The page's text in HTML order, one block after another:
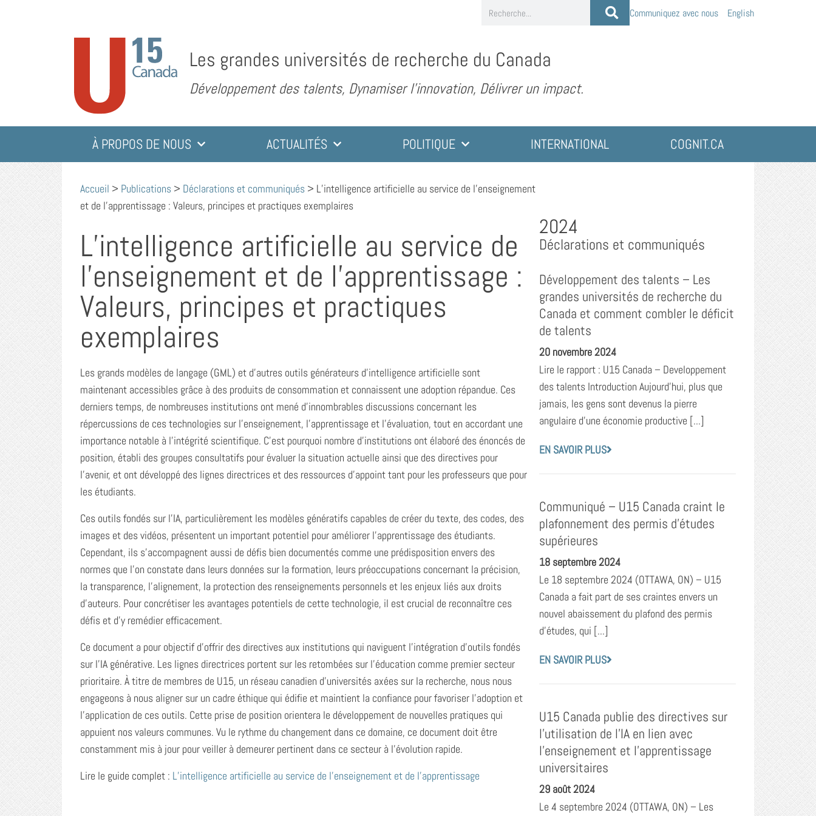
Communiquez avec nous English
Les grandes universités de recherche du Canada
Développement des talents, Dynamiser l’innovation, Délivrer un impact.
À PROPOS DE NOUS ACTUALITÉS POLITIQUE INTERNATIONAL COGNIT.CA
Accueil > Publications > Déclarations et communiqués > L’intelligence artificielle au service de l’enseignement
et de l’apprentissage : Valeurs, principes et practiques exemplaires
L’intelligence artificielle au service de
l’enseignement et de l’apprentissage :
Valeurs, principes et practiques
exemplaires
Les grands modèles de langage (GML) et d’autres outils générateurs d’intelligence artificielle sont
maintenant accessibles grâce à des produits de consommation et connaissent une adoption répandue. Ces
derniers temps, de nombreuses institutions ont mené d’innombrables discussions concernant les
répercussions de ces technologies sur l’enseignement, l’apprentissage et l’évaluation, tout en accordant une
importance notable à l’intégrité scientifique. C’est pourquoi nombre d’institutions ont élaboré des énoncés de
position, établi des groupes consultatifs pour évaluer la situation actuelle ainsi que des directives pour
l’avenir, et ont développé des lignes directrices et des ressources d’appoint tant pour les professeurs que pour
les étudiants.
Ces outils fondés sur l’IA, particulièrement les modèles génératifs capables de créer du texte, des codes, des
images et des vidéos, présentent un important potentiel pour améliorer l’apprentissage des étudiants.
Cependant, ils s’accompagnent aussi de défis bien documentés comme une prédisposition envers des
normes que l’on constate dans leurs données sur la formation, leurs préoccupations concernant la précision,
la transparence, l’alignement, la protection des renseignements personnels et les enjeux liés aux droits
d’auteurs. Pour concrétiser les avantages potentiels de cette technologie, il est crucial de reconnaître ces
défis et d’y remédier efficacement.
Ce document a pour objectif d’offrir des directives aux institutions qui naviguent l’intégration d’outils fondés
sur l’IA générative. Les lignes directrices portent sur les retombées sur l’éducation comme premier secteur
prioritaire. À titre de membres de U15, un réseau canadien d’universités axées sur la recherche, nous nous
engageons à nous aligner sur un cadre éthique qui édifie et maintient la confiance pour favoriser l’adoption et
l’application de ces outils. Cette prise de position orientera le développement de nouvelles pratiques qui
appuient nos valeurs communes. Vu le rythme du changement dans ce domaine, ce document doit être
constamment mis à jour pour veiller à demeurer pertinent dans ce secteur à l’évolution rapide.
Lire le guide complet : L’intelligence artificielle au service de l’enseignement et de l’apprentissage
2024
Déclarations et communiqués
Développement des talents – Les
grandes universités de recherche du
Canada et comment combler le déficit
de talents
20 novembre 2024
Lire le rapport : U15 Canada – Developpement
des talents Introduction Aujourd’hui, plus que
jamais, les gens sont devenus la pierre
angulaire d’une économie productive [...]
EN SAVOIR PLUS
Communiqué – U15 Canada craint le
plafonnement des permis d’études
supérieures
18 septembre 2024
Le 18 septembre 2024 (OTTAWA, ON) – U15
Canada a fait part de ses craintes envers un
nouvel abaissement du plafond des permis
d’études, qui [...]
EN SAVOIR PLUS
U15 Canada publie des directives sur
l’utilisation de l’IA en lien avec
l’enseignement et l’apprentissage
universitaires
29 août 2024
Le 4 septembre 2024 (OTTAWA, ON) – Les